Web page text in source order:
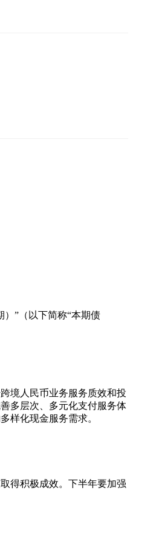
”（以下简称“本期债
境人民币业务服务质效和投
多层次、多元化支付服务体
样化现金服务需求。
得积极成效。下半年要加强